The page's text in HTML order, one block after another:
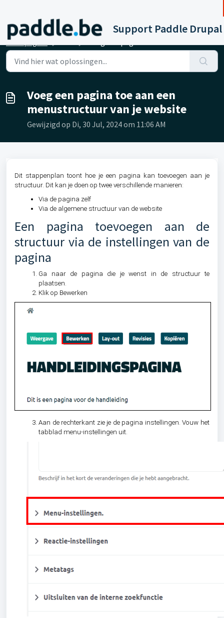
Doorgaan naar hoofdinhoud
Support Paddle Drupal
Startpagina
Voeg een pagina toe aan een
menustructuur van je website
Gewijzigd op Di, 30 Jul, 2024 om 11:06 AM
Dit stappenplan toont hoe je een pagina kan toevoegen aan je
structuur. Dit kan je doen op twee verschillende manieren:
Via de pagina zelf
Via de algemene structuur van de website
Een pagina toevoegen aan de
structuur via de instellingen van de
pagina
Ga naar de pagina die je wenst in de structuur te
plaatsen.
Klik op Bewerken
Aan de rechterkant zie je de pagina instellingen. Vouw het
tabblad menu-instellingen uit.